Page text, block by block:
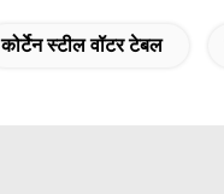
कोर्टेन स्टील वॉटर टेबल